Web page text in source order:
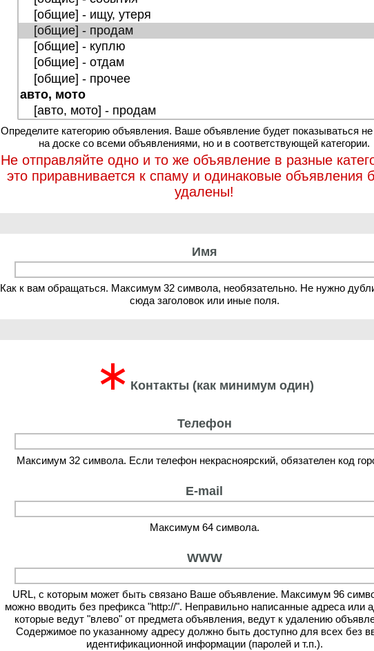
Определите категорию объявления. Ваше объявление будет показываться не
на доске со всеми объявлениями, но и в соответствующей категории.
Не отправляйте одно и то же объявление в разные
это приравнивается к спаму и одинаковые объявления
удалены!
Имя
Как к вам обращаться. Максимум 32 символа, необязательно. Не нужно
сюда заголовок или иные поля.
∗ Контакты (как минимум один)
Телефон
Максимум 32 символа. Если телефон некрасноярский, обязателен код
E-mail
Максимум 64 символа.
WWW
URL, с которым может быть связано Ваше объявление. Максимум 96
можно вводить без префикса "http://". Неправильно написанные адреса или
которые ведут "влево" от предмета объявления, ведут к удалению
Содержимое по указанному адресу должно быть доступно для всех без
идентификационной информации (паролей и т.п.).